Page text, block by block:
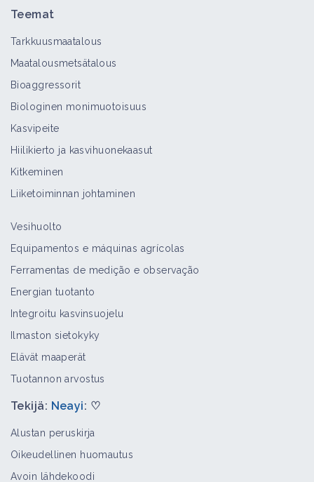
Idänunikko
Teemat
Tarkkuusmaatalous
Maatalousmetsätalous
Bioaggressorit
Biologinen monimuotoisuus
Kasvipeite
Hiilikierto ja kasvihuonekaasut
Kitkeminen
Liiketoiminnan johtaminen
Vesihuolto
Equipamentos e máquinas agrícolas
Ferramentas de medição e observação
Energian tuotanto
Integroitu kasvinsuojelu
Ilmaston sietokyky
Elävät maaperät
Tuotannon arvostus
Tekijä: Neayi: ♡
Alustan peruskirja
Oikeudellinen huomautus
Avoin lähdekoodi